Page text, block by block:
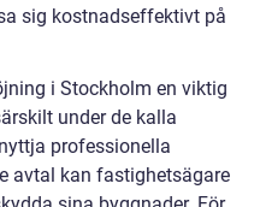
sig kostnadseffektivt på
i Stockholm en viktig
under de kalla
professionella
avtal kan fastighetsägare